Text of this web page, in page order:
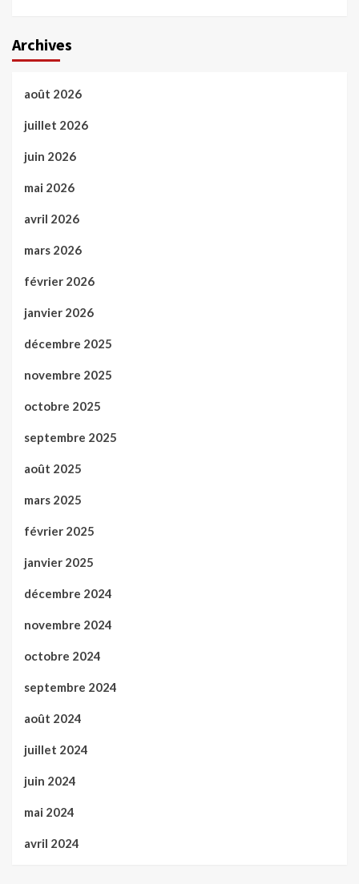
Archives
août 2026
juillet 2026
juin 2026
mai 2026
avril 2026
mars 2026
février 2026
janvier 2026
décembre 2025
novembre 2025
octobre 2025
septembre 2025
août 2025
mars 2025
février 2025
janvier 2025
décembre 2024
novembre 2024
octobre 2024
septembre 2024
août 2024
juillet 2024
juin 2024
mai 2024
avril 2024